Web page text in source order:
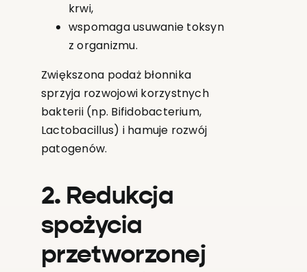
krwi,
wspomaga usuwanie toksyn
z organizmu.
Zwiększona podaż błonnika
sprzyja rozwojowi korzystnych
bakterii (np. Bifidobacterium,
Lactobacillus) i hamuje rozwój
patogenów.
2. Redukcja
spożycia
przetworzonej